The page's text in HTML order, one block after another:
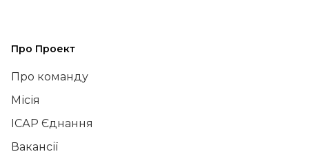
Про Проект
Про команду
Місія
ІСАР Єднання
Вакансії